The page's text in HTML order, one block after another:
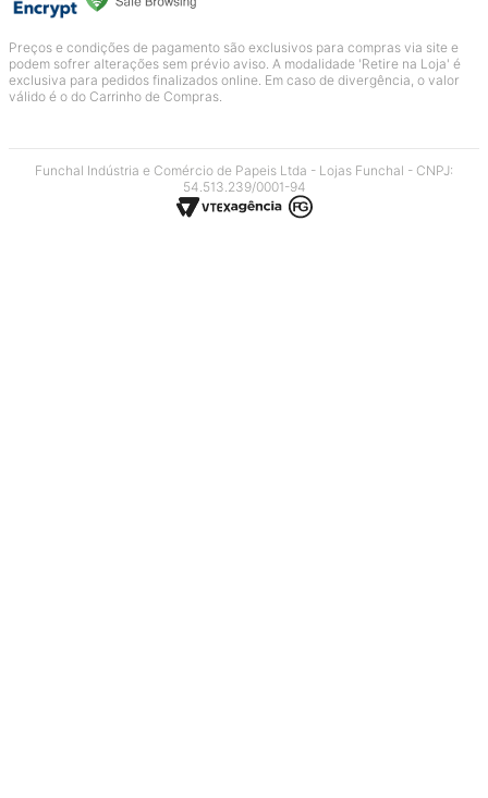
Preços e condições de pagamento são exclusivos para compras via site e
podem sofrer alterações sem prévio aviso. A modalidade 'Retire na Loja' é
exclusiva para pedidos finalizados online. Em caso de divergência, o valor
válido é o do Carrinho de Compras.
Funchal Indústria e Comércio de Papeis Ltda - Lojas Funchal - CNPJ:
54.513.239/0001-94